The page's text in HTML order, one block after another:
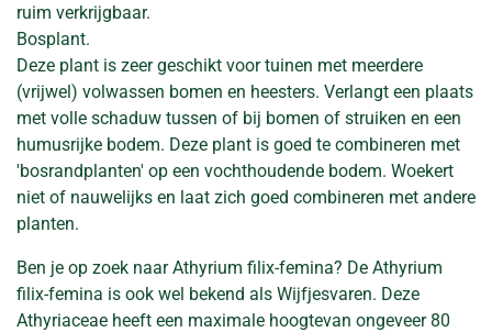
ruim verkrijgbaar.
Bosplant.
Deze plant is zeer geschikt voor tuinen met meerdere
(vrijwel) volwassen bomen en heesters. Verlangt een plaats
met volle schaduw tussen of bij bomen of struiken en een
humusrijke bodem. Deze plant is goed te combineren met
'bosrandplanten' op een vochthoudende bodem. Woekert
niet of nauwelijks en laat zich goed combineren met andere
planten.
Ben je op zoek naar Athyrium filix-femina? De Athyrium
filix-femina is ook wel bekend als Wijfjesvaren. Deze
Athyriaceae heeft een maximale hoogtevan ongeveer 80